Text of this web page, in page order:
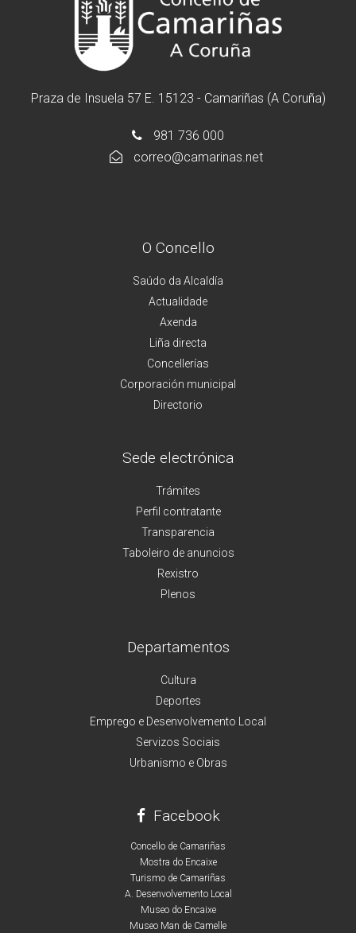
Praza de Insuela 57 E. 15123 - Camariñas (A Coruña)
981 736 000
correo@camarinas.net
O Concello
Saúdo da Alcaldía
Actualidade
Axenda
Liña directa
Concellerías
Corporación municipal
Directorio
Sede electrónica
Trámites
Perfil contratante
Transparencia
Taboleiro de anuncios
Rexistro
Plenos
Departamentos
Cultura
Deportes
Emprego e Desenvolvemento Local
Servizos Sociais
Urbanismo e Obras
Facebook
Concello de Camariñas
Mostra do Encaixe
Turismo de Camariñas
A. Desenvolvemento Local
Museo do Encaixe
Museo Man de Camelle